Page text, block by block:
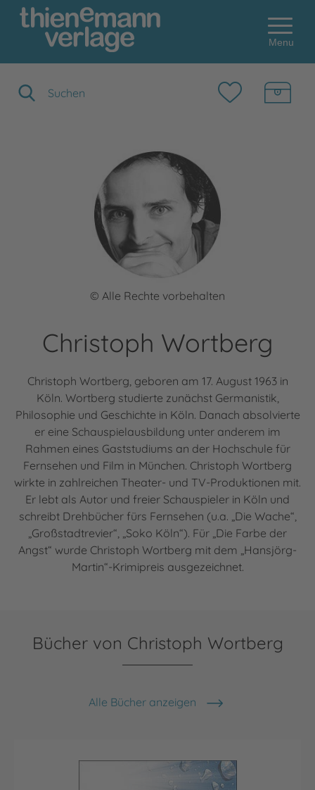
Menu
© Alle Rechte vorbehalten
Christoph Wortberg
Christoph Wortberg, geboren am 17. August 1963 in
Köln. Wortberg studierte zunächst Germanistik,
Philosophie und Geschichte in Köln. Danach absolvierte
er eine Schauspielausbildung unter anderem im
Rahmen eines Gaststudiums an der Hochschule für
Fernsehen und Film in München. Christoph Wortberg
wirkte in zahlreichen Theater- und TV-Produktionen mit.
Er lebt als Autor und freier Schauspieler in Köln und
schreibt Drehbücher fürs Fernsehen (u.a. „Die Wache“,
„Großstadtrevier“, „Soko Köln“). Für „Die Farbe der
Angst“ wurde Christoph Wortberg mit dem „Hansjörg-
Martin“-Krimipreis ausgezeichnet.
Bücher von Christoph Wortberg
Alle Bücher anzeigen